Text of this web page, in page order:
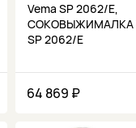
Vema SP 2062/E,
СОКОВЫЖИМАЛКА
SP 2062/E
64 869 ₽